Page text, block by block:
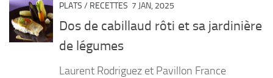
PORTRAITS
LIVRES
PLATS / RECETTES 7 JAN, 2025
Dos de cabillaud rôti et sa jardinière
de légumes
Laurent Rodriguez et Pavillon France